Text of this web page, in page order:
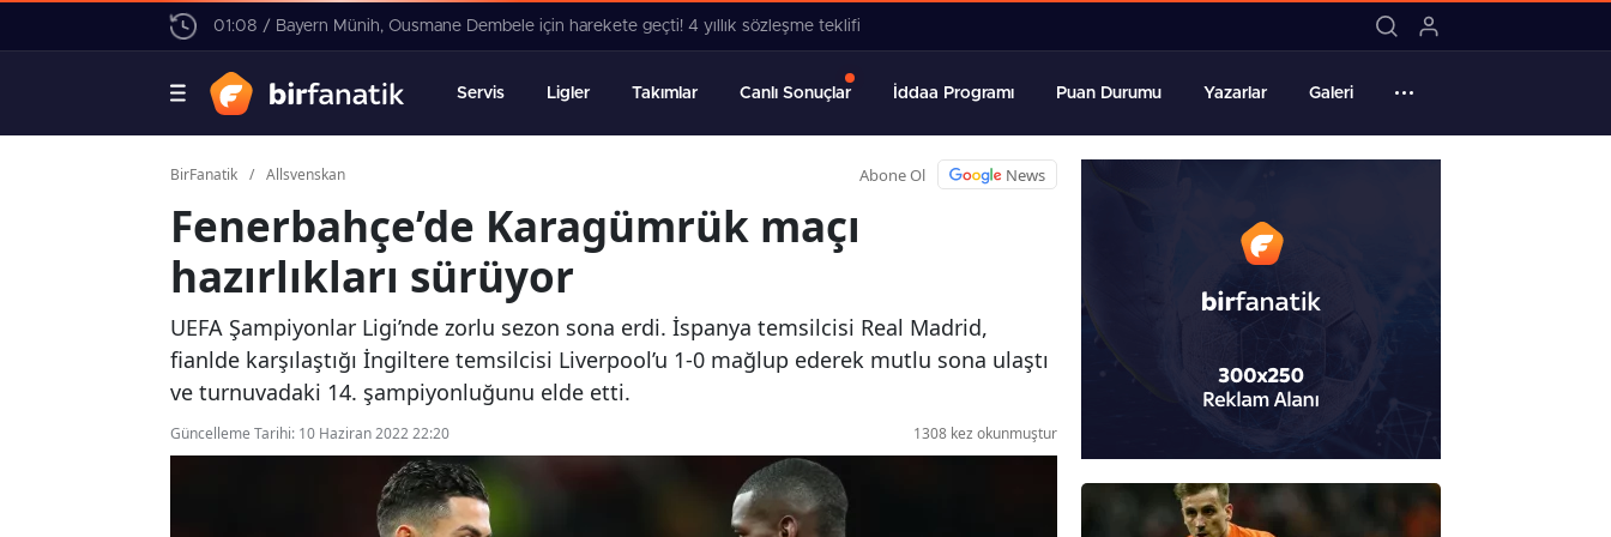
01:08 / Bayern Münih, Ousmane Dembele için harekete geçti! 4 yıllık sözleşme teklifi 01:07 / Anadolu Efes-Pınar Karşıyaka
Servis Ligler Takımlar Canlı Sonuçlar İddaa Programı Puan Durumu Yazarlar Galeri
BirFanatik / Allsvenskan Abone Ol News
Fenerbahçe’de Karagümrük maçı
hazırlıkları sürüyor
UEFA Şampiyonlar Ligi’nde zorlu sezon sona erdi. İspanya temsilcisi Real Madrid,
fianlde karşılaştığı İngiltere temsilcisi Liverpool’u 1-0 mağlup ederek mutlu sona ulaştı
ve turnuvadaki 14. şampiyonluğunu elde etti.
1308 kez okunmuştur
Güncelleme Tarihi: 10 Haziran 2022 22:20